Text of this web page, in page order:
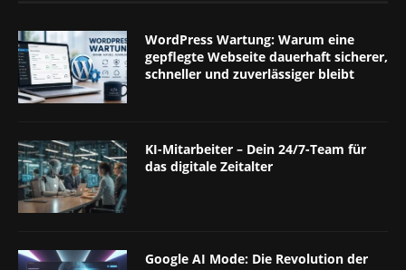
WordPress Wartung: Warum eine
gepflegte Webseite dauerhaft sicherer,
schneller und zuverlässiger bleibt
KI-Mitarbeiter – Dein 24/7-Team für
das digitale Zeitalter
Google AI Mode: Die Revolution der